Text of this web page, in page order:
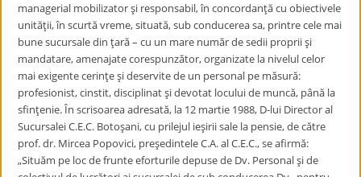
managerial mobilizator şi responsabil, în concordanţă cu obiectivele
unităţii, în scurtă vreme, situată, sub conducerea sa, printre cele mai
bune sucursale din ţară – cu un mare număr de sedii proprii şi
mandatare, amenajate corespunzător, organizate la nivelul celor
mai exigente cerinţe şi deservite de un personal pe măsură:
profesionist, cinstit, disciplinat şi devotat locului de muncă, până la
sfinţenie. În scrisoarea adresată, la 12 martie 1988, D-lui Director al
Sucursalei C.E.C. Botoşani, cu prilejul ieşirii sale la pensie, de către
prof. dr. Mircea Popovici, preşedintele C.A. al C.E.C., se afirmă:
„Situăm pe loc de frunte eforturile depuse de Dv. Personal şi de